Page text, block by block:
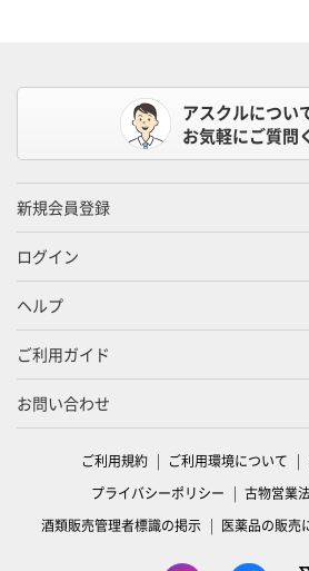
アスクルについ
お気軽にご質問
新規会員登録
ログイン
ヘルプ
ご利用ガイド
お問い合わせ
ご利用規約 ご利用環境について
プライバシーポリシー
古物営業
酒類販売管理者標識の掲示
医薬品の販売